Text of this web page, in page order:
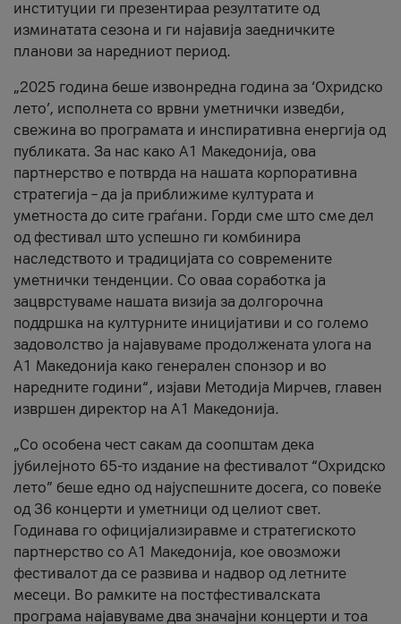
институции ги презентираа резултатите од
изминатата сезона и ги најавија заедничките
планови за наредниот период.
„2025 година беше извонредна година за ‘Охридско
лето’, исполнета со врвни уметнички изведби,
свежина во програмата и инспиративна енергија од
публиката. За нас како A1 Македонија, ова
партнерство е потврда на нашата корпоративна
стратегија – да ја приближиме културата и
уметноста до сите граѓани. Горди сме што сме дел
од фестивал што успешно ги комбинира
наследството и традицијата со современите
уметнички тенденции. Со оваа соработка ја
зацврстуваме нашата визија за долгорочна
поддршка на културните иницијативи и со големо
задоволство ја најавуваме продолжената улога на
A1 Македонија како генерален спонзор и во
наредните години“, изјави Методија Мирчев, главен
извршен директор на A1 Македонија.
„Со особена чест сакам да соопштам дека
јубилејното 65-то издание на фестивалот “Охридско
лето” беше едно од најуспешните досега, со повеќе
од 36 концерти и уметници од целиот свет.
Годинава го официјализиравме и стратегиското
партнерство со А1 Македонија, кое овозможи
фестивалот да се развива и надвор од летните
месеци. Во рамките на постфестивалската
програма најавуваме два значајни концерти и тоа